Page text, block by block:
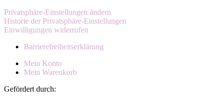
Privatsphäre-Einstellungen ändern
Historie der Privatsphäre-Einstellungen
Einwilligungen widerrufen
Barrierefreiheitserklärung
Mein Konto
Mein Warenkorb
Gefördert durch: